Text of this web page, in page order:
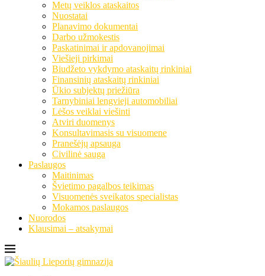
Metų veiklos ataskaitos
Nuostatai
Planavimo dokumentai
Darbo užmokestis
Paskatinimai ir apdovanojimai
Viešieji pirkimai
Biudžeto vykdymo ataskaitų rinkiniai
Finansinių ataskaitų rinkiniai
Ūkio subjektų priežiūra
Tarnybiniai lengvieji automobiliai
Lėšos veiklai viešinti
Atviri duomenys
Konsultavimasis su visuomene
Pranešėjų apsauga
Civilinė sauga
Paslaugos
Maitinimas
Švietimo pagalbos teikimas
Visuomenės sveikatos specialistas
Mokamos paslaugos
Nuorodos
Klausimai – atsakymai